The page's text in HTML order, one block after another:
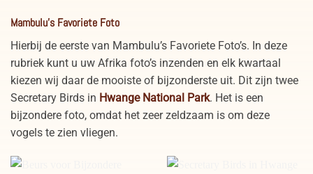
Mambulu’s Favoriete Foto
Hierbij de eerste van Mambulu’s Favoriete Foto’s. In deze
rubriek kunt u uw Afrika foto’s inzenden en elk kwartaal
kiezen wij daar de mooiste of bijzonderste uit. Dit zijn twee
Secretary Birds in Hwange National Park. Het is een
bijzondere foto, omdat het zeer zeldzaam is om deze
vogels te zien vliegen.